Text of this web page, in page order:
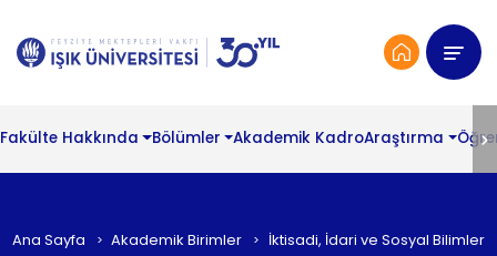
Fakülte Hakkında Bölümler Akademik KadroAraştırma
Ana Sayfa Akademik Birimler İktisadi, İdari ve Sosyal Bilimler